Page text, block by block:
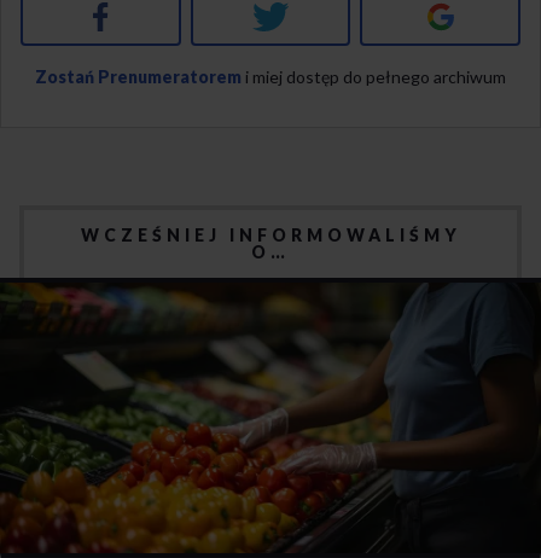
Facebook Twitter Google+
Zostań Prenumeratorem i miej dostęp do pełnego archiwum
WCZEŚNIEJ INFORMOWALIŚMY
O…